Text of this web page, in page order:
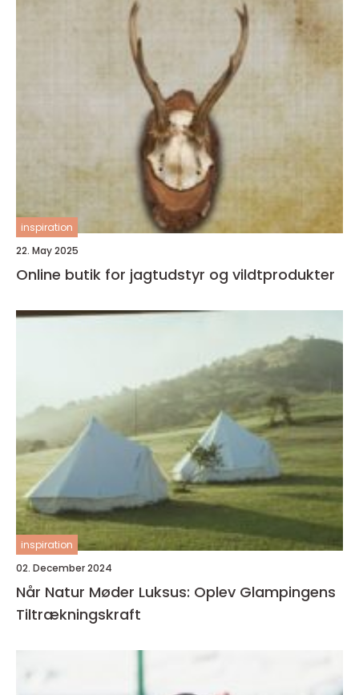
inspiration
22. May 2025
Online butik for jagtudstyr og vildtprodukter
inspiration
02. December 2024
Når Natur Møder Luksus: Oplev Glampingens
Tiltrækningskraft